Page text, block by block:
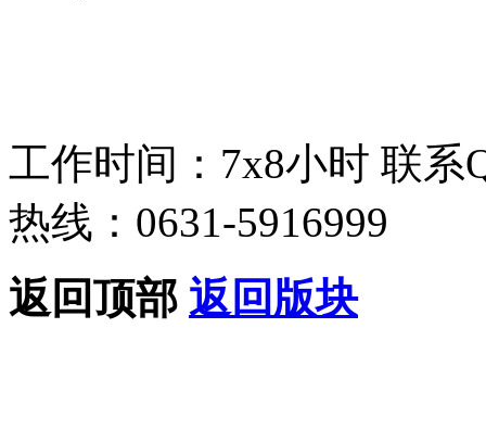
工作时间：7x8小时 联系
热线：0631-5916999
返回顶部 返回版块